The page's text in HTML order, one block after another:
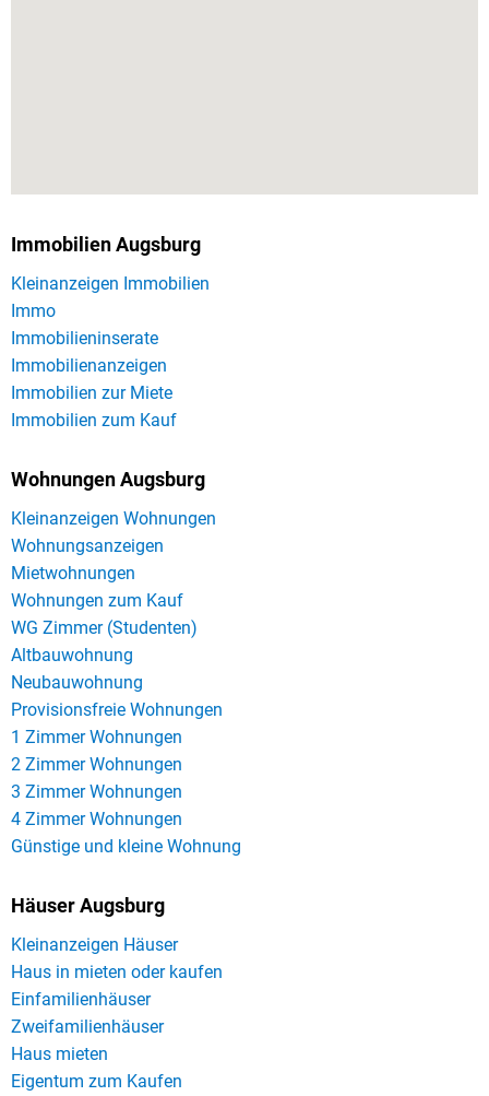
Immobilien Augsburg
Kleinanzeigen Immobilien
Immo
Immobilieninserate
Immobilienanzeigen
Immobilien zur Miete
Immobilien zum Kauf
Wohnungen Augsburg
Kleinanzeigen Wohnungen
Wohnungsanzeigen
Mietwohnungen
Wohnungen zum Kauf
WG Zimmer (Studenten)
Altbauwohnung
Neubauwohnung
Provisionsfreie Wohnungen
1 Zimmer Wohnungen
2 Zimmer Wohnungen
3 Zimmer Wohnungen
4 Zimmer Wohnungen
Günstige und kleine Wohnung
Häuser Augsburg
Kleinanzeigen Häuser
Haus in mieten oder kaufen
Einfamilienhäuser
Zweifamilienhäuser
Haus mieten
Eigentum zum Kaufen